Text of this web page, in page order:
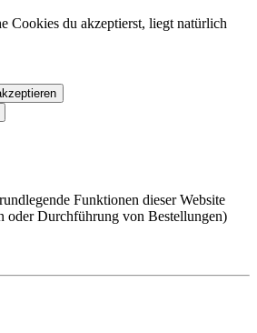
Cookies du akzeptierst, liegt natürlich
Funktionen dieser Website
oder Durchführung von Bestellungen)